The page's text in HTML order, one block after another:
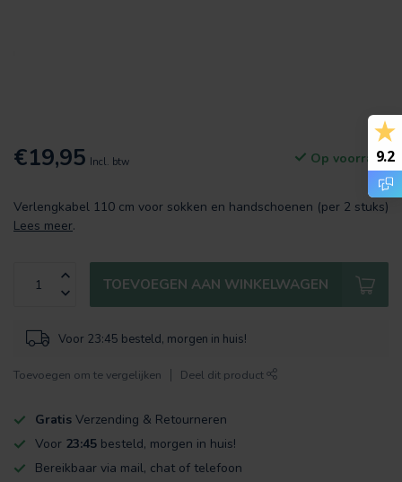
€19,95 Incl. btw Op voorraad
Verlengkabel 110 cm voor sokken en handschoenen (per 2 stuks)
Lees meer.
TOEVOEGEN AAN WINKELWAGEN
Voor 23:45 besteld, morgen in huis!
Toevoegen om te vergelijken Deel dit product
Gratis Verzending & Retourneren
Voor 23:45 besteld, morgen in huis!
Bereikbaar via mail, chat of telefoon
9.2